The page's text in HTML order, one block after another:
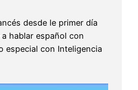
desde le primer día
hablar español con
especial con Inteligencia